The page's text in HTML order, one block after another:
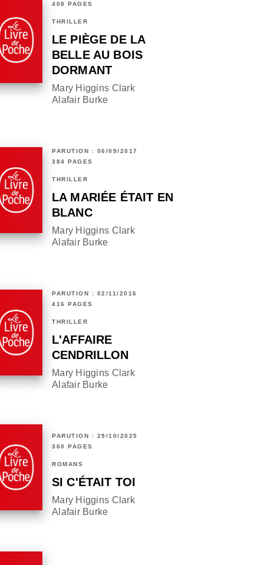
408 PAGES
THRILLER
LE PIÈGE DE LA
BELLE AU BOIS
DORMANT
Mary Higgins Clark
Alafair Burke
PARUTION : 06/09/2017
384 PAGES
THRILLER
LA MARIÉE ÉTAIT EN
BLANC
Mary Higgins Clark
Alafair Burke
PARUTION : 02/11/2016
416 PAGES
THRILLER
L'AFFAIRE
CENDRILLON
Mary Higgins Clark
Alafair Burke
PARUTION : 29/10/2025
360 PAGES
ROMANS
SI C'ÉTAIT TOI
Mary Higgins Clark
Alafair Burke